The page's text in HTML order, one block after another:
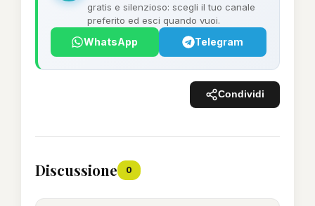
gratis e silenzioso: scegli il tuo canale
preferito ed esci quando vuoi.
WhatsApp Telegram
Condividi
Discussione 0